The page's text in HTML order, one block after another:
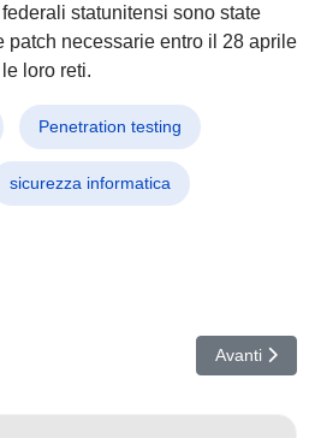
statunitensi sono state
patch necessarie entro il 28 aprile
loro reti.
Penetration testing
sicurezza informatica
al Femminile: Hollywood
Articolo
Avanti